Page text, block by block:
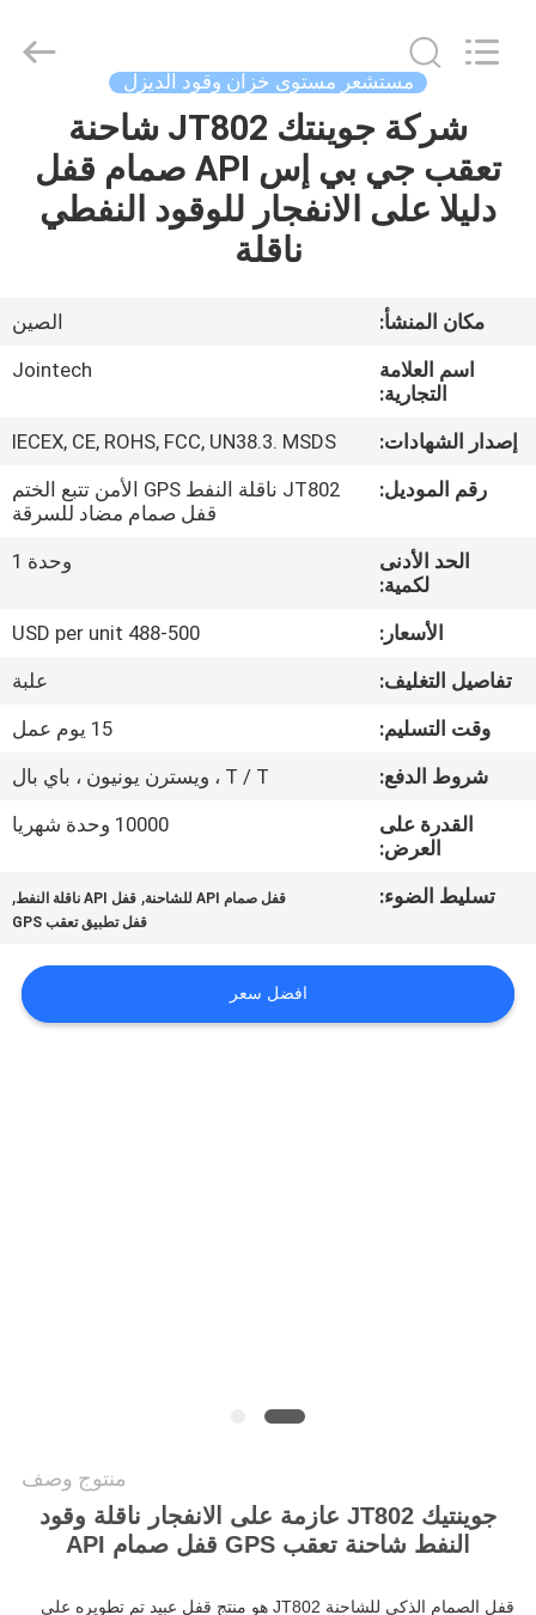
الصفحة
الرئيسية
عرض
الواقع
الافتراضي
معلومات
المعمل
مراقبة
الجودة
اطلب
اقتباس
مستشعر مستوى خزان وقود الديزل
شركة جوينتك JT802 شاحنة
تعقب جي بي إس API صمام قفل
دليلا على الانفجار للوقود النفطي
ناقلة
مكان المنشأ:
الصين
اسم العلامة
التجارية:
Jointech
إصدار الشهادات:
IECEX, CE, ROHS, FCC, UN38.3. MSDS
رقم الموديل:
JT802 ناقلة النفط GPS الأمن تتبع الختم
قفل صمام مضاد للسرقة
الحد الأدنى
لكمية:
وحدة 1
الأسعار:
488-500 USD per unit
تفاصيل التغليف:
علبة
وقت التسليم:
15 يوم عمل
شروط الدفع:
T / T ، ويسترن يونيون ، باي بال
القدرة على
العرض:
10000 وحدة شهريا
تسليط الضوء: قفل صمام API للشاحنة , قفل API ناقلة النفط ,
قفل تطبيق تعقب GPS
افضل سعر
منتوج وصف
جوينتيك JT802 عازمة على الانفجار ناقلة وقود
النفط شاحنة تعقب GPS قفل صمام API